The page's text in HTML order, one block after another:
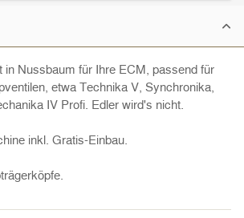
in Nussbaum für Ihre ECM, passend für
etwa Technika V, Synchronika,
IV Profi. Edler wird's nicht.
inkl. Gratis-Einbau.